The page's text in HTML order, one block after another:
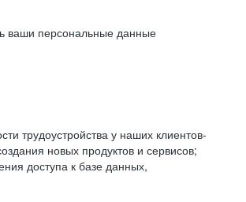
ваши персональные данные
трудоустройства у наших клиентов-
новых продуктов и сервисов;
доступа к базе данных,